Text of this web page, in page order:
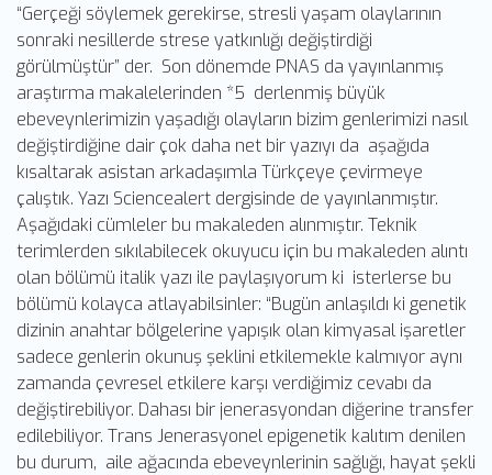
“Gerçeği söylemek gerekirse, stresli yaşam olaylarının
sonraki nesillerde strese yatkınlığı değiştirdiği
görülmüştür” der. Son dönemde PNAS da yayınlanmış
araştırma makalelerinden *5 derlenmiş büyük
ebeveynlerimizin yaşadığı olayların bizim genlerimizi nasıl
değiştirdiğine dair çok daha net bir yazıyı da aşağıda
kısaltarak asistan arkadaşımla Türkçeye çevirmeye
çalıştık. Yazı Sciencealert dergisinde de yayınlanmıştır.
Aşağıdaki cümleler bu makaleden alınmıştır. Teknik
terimlerden sıkılabilecek okuyucu için bu makaleden alıntı
olan bölümü italik yazı ile paylaşıyorum ki isterlerse bu
bölümü kolayca atlayabilsinler: “Bugün anlaşıldı ki genetik
dizinin anahtar bölgelerine yapışık olan kimyasal işaretler
sadece genlerin okunuş şeklini etkilemekle kalmıyor aynı
zamanda çevresel etkilere karşı verdiğimiz cevabı da
değiştirebiliyor. Dahası bir jenerasyondan diğerine transfer
edilebiliyor. Trans Jenerasyonel epigenetik kalıtım denilen
bu durum, aile ağacında ebeveynlerinin sağlığı, hayat şekli